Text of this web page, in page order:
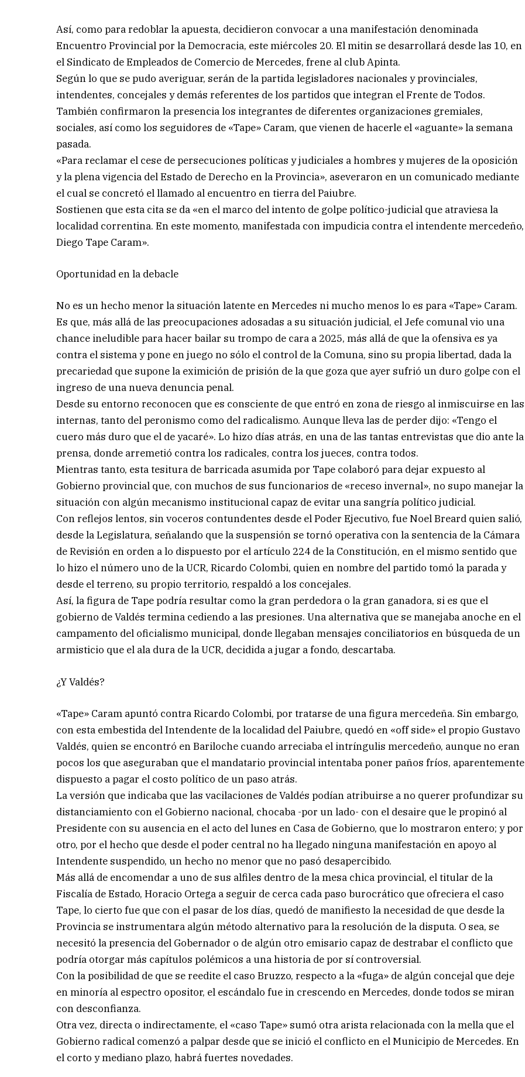
Así, como para redoblar la apuesta, decidieron convocar a una manifestación denominada
Encuentro Provincial por la Democracia, este miércoles 20. El mitin se desarrollará desde las 10, en
el Sindicato de Empleados de Comercio de Mercedes, frene al club Apinta.
Según lo que se pudo averiguar, serán de la partida legisladores nacionales y provinciales,
intendentes, concejales y demás referentes de los partidos que integran el Frente de Todos.
También confirmaron la presencia los integrantes de diferentes organizaciones gremiales,
sociales, así como los seguidores de «Tape» Caram, que vienen de hacerle el «aguante» la semana
pasada.
«Para reclamar el cese de persecuciones políticas y judiciales a hombres y mujeres de la oposición
y la plena vigencia del Estado de Derecho en la Provincia», aseveraron en un comunicado mediante
el cual se concretó el llamado al encuentro en tierra del Paiubre.
Sostienen que esta cita se da «en el marco del intento de golpe político-judicial que atraviesa la
localidad correntina. En este momento, manifestada con impudicia contra el intendente mercedeño,
Diego Tape Caram».
Oportunidad en la debacle
No es un hecho menor la situación latente en Mercedes ni mucho menos lo es para «Tape» Caram.
Es que, más allá de las preocupaciones adosadas a su situación judicial, el Jefe comunal vio una
chance ineludible para hacer bailar su trompo de cara a 2025, más allá de que la ofensiva es ya
contra el sistema y pone en juego no sólo el control de la Comuna, sino su propia libertad, dada la
precariedad que supone la eximición de prisión de la que goza que ayer sufrió un duro golpe con el
ingreso de una nueva denuncia penal.
Desde su entorno reconocen que es consciente de que entró en zona de riesgo al inmiscuirse en las
internas, tanto del peronismo como del radicalismo. Aunque lleva las de perder dijo: «Tengo el
cuero más duro que el de yacaré». Lo hizo días atrás, en una de las tantas entrevistas que dio ante la
prensa, donde arremetió contra los radicales, contra los jueces, contra todos.
Mientras tanto, esta tesitura de barricada asumida por Tape colaboró para dejar expuesto al
Gobierno provincial que, con muchos de sus funcionarios de «receso invernal», no supo manejar la
situación con algún mecanismo institucional capaz de evitar una sangría político judicial.
Con reflejos lentos, sin voceros contundentes desde el Poder Ejecutivo, fue Noel Breard quien salió,
desde la Legislatura, señalando que la suspensión se tornó operativa con la sentencia de la Cámara
de Revisión en orden a lo dispuesto por el artículo 224 de la Constitución, en el mismo sentido que
lo hizo el número uno de la UCR, Ricardo Colombi, quien en nombre del partido tomó la parada y
desde el terreno, su propio territorio, respaldó a los concejales.
Así, la figura de Tape podría resultar como la gran perdedora o la gran ganadora, si es que el
gobierno de Valdés termina cediendo a las presiones. Una alternativa que se manejaba anoche en el
campamento del oficialismo municipal, donde llegaban mensajes conciliatorios en búsqueda de un
armisticio que el ala dura de la UCR, decidida a jugar a fondo, descartaba.
¿Y Valdés?
«Tape» Caram apuntó contra Ricardo Colombi, por tratarse de una figura mercedeña. Sin embargo,
con esta embestida del Intendente de la localidad del Paiubre, quedó en «off side» el propio Gustavo
Valdés, quien se encontró en Bariloche cuando arreciaba el intríngulis mercedeño, aunque no eran
pocos los que aseguraban que el mandatario provincial intentaba poner paños fríos, aparentemente
dispuesto a pagar el costo político de un paso atrás.
La versión que indicaba que las vacilaciones de Valdés podían atribuirse a no querer profundizar su
distanciamiento con el Gobierno nacional, chocaba -por un lado- con el desaire que le propinó al
Presidente con su ausencia en el acto del lunes en Casa de Gobierno, que lo mostraron entero; y por
otro, por el hecho que desde el poder central no ha llegado ninguna manifestación en apoyo al
Intendente suspendido, un hecho no menor que no pasó desapercibido.
Más allá de encomendar a uno de sus alfiles dentro de la mesa chica provincial, el titular de la
Fiscalía de Estado, Horacio Ortega a seguir de cerca cada paso burocrático que ofreciera el caso
Tape, lo cierto fue que con el pasar de los días, quedó de manifiesto la necesidad de que desde la
Provincia se instrumentara algún método alternativo para la resolución de la disputa. O sea, se
necesitó la presencia del Gobernador o de algún otro emisario capaz de destrabar el conflicto que
podría otorgar más capítulos polémicos a una historia de por sí controversial.
Con la posibilidad de que se reedite el caso Bruzzo, respecto a la «fuga» de algún concejal que deje
en minoría al espectro opositor, el escándalo fue in crescendo en Mercedes, donde todos se miran
con desconfianza.
Otra vez, directa o indirectamente, el «caso Tape» sumó otra arista relacionada con la mella que el
Gobierno radical comenzó a palpar desde que se inició el conflicto en el Municipio de Mercedes. En
el corto y mediano plazo, habrá fuertes novedades.